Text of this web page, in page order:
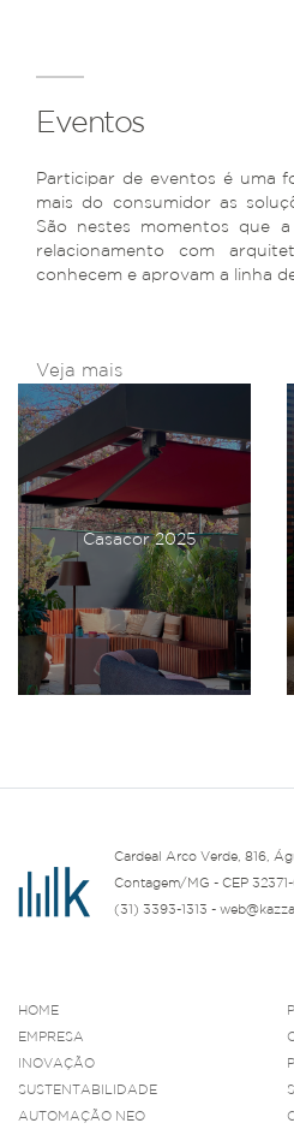
Eventos
Participar de eventos é uma
mais do consumidor as
São nestes momentos que
relacionamento com
conhecem e aprovam a linha
Veja mais
Casacor 2025
Cardeal Arco Verde, 816,
Contagem/MG - CEP
(31) 3393-1313 -
HOME
EMPRESA
INOVAÇÃO
SUSTENTABILIDADE
AUTOMAÇÃO NEO